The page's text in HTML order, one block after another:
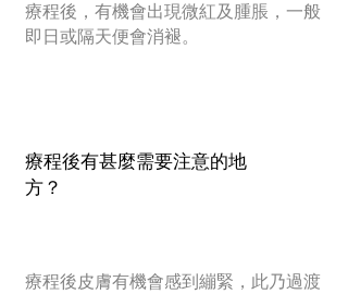
療程後，有機會出現微紅及腫脹，一般
即日或隔天便會消褪。
療程後有甚麼需要注意的地
方？
療程後皮膚有機會感到繃緊，此乃過渡